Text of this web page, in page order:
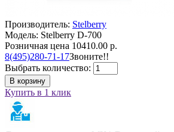
Производитель: Stelberry
Модель: Stelberry D-700
Розничная цена 10410.00 р.
8(495)280-71-17Звоните!!
Выбрать количество:
В корзину
Купить в 1 клик